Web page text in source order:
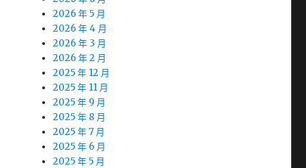
2026 年 5 月
2026 年 4 月
2026 年 3 月
2026 年 2 月
2025 年 12 月
2025 年 11 月
2025 年 9 月
2025 年 8 月
2025 年 7 月
2025 年 6 月
2025 年 5 月